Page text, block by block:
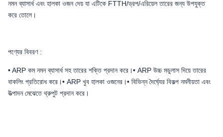
নমন ব্যাসার্ধ এবং হালকা ওজন দেয় যা এটিকে FTTH/ড্রপ/এরিয়েল তারের জন্য উপযুক্ত
করে তোলে।
পণ্যের বিবরণ :
• ARP কম নমন ব্যাসার্ধ সহ তারের শক্তি প্রদান করে।• ARP উচ্চ মডুলাস দিয়ে তারের
বাকলিং প্রতিরোধ করে।• ARP খুব হালকা ওজনের।• বিভিন্ন দৈর্ঘ্যের বিকল্প নমনীয়তা এবং
উত্পাদন মেঝেতে থ্রুপুট প্রদান করে।